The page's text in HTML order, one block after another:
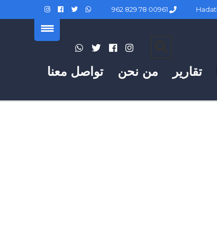
تواصل معنا من نحن تقارير